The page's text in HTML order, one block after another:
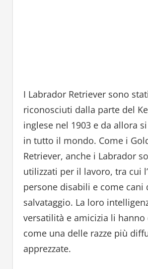
I Labrador Retriever sono stati
riconosciuti dalla parte del
inglese nel 1903 e da allora
in tutto il mondo. Come i
Retriever, anche i Labrador
utilizzati per il lavoro, tra cui
persone disabili e come cani
salvataggio. La loro
versatilità e amicizia li hanno
come una delle razze più
apprezzate.